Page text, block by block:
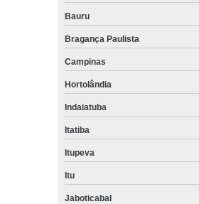
peças para empilhadeira still clx 25 preço
quanto custa peça de empilhadeira still
quanto custa peças para empilhadeiras
da Serra
quanto custa peças para empilhadeira
Bauru
Bragança Paulista
Campinas
Hortolândia
Indaiatuba
Itatiba
Itupeva
Itu
Jaboticabal